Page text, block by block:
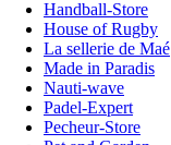
Handball-Store
House of Rugby
La sellerie de Maé
Made in Paradis
Nauti-wave
Padel-Expert
Pecheur-Store